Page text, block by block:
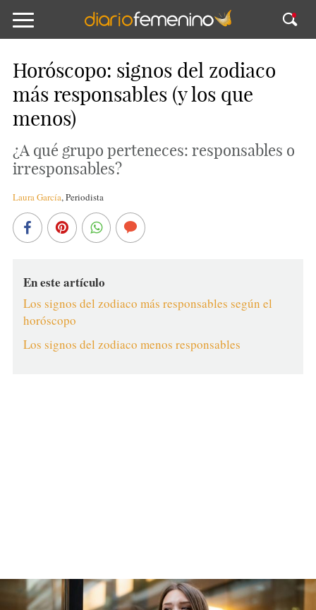
Horóscopo: signos del zodiaco
más responsables (y los que
menos)
¿A qué grupo perteneces: responsables o
irresponsables?
Laura García,Periodista
En este artículo
Los signos del zodiaco más responsables según el
horóscopo
Los signos del zodiaco menos responsables